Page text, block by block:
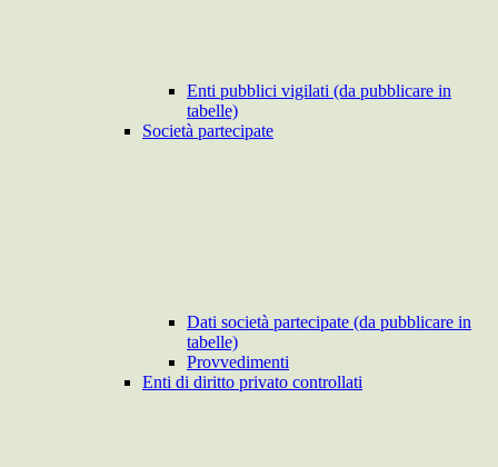
Enti pubblici vigilati (da pubblicare in
tabelle)
Società partecipate
Dati società partecipate (da pubblicare in
tabelle)
Provvedimenti
Enti di diritto privato controllati